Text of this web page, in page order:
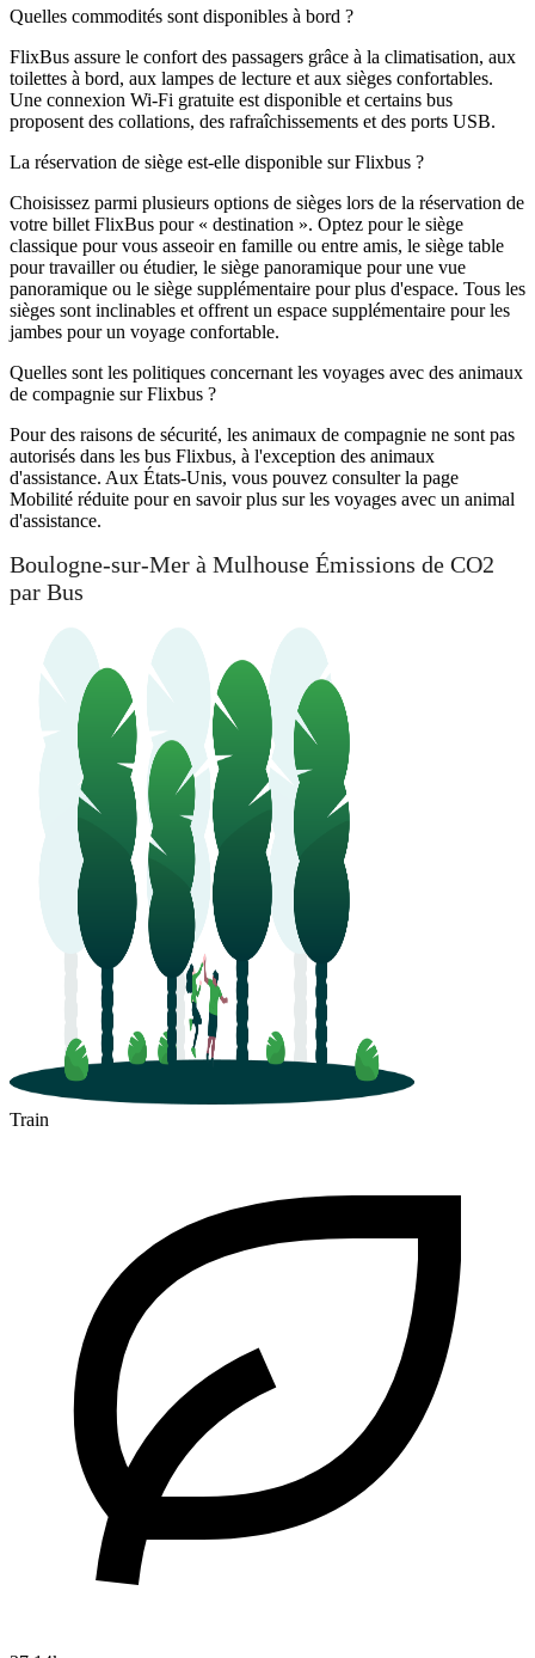
Quelles commodités sont disponibles à bord ?
FlixBus assure le confort des passagers grâce à la climatisation, aux
toilettes à bord, aux lampes de lecture et aux sièges confortables.
Une connexion Wi-Fi gratuite est disponible et certains bus
proposent des collations, des rafraîchissements et des ports USB.
La réservation de siège est-elle disponible sur Flixbus ?
Choisissez parmi plusieurs options de sièges lors de la réservation de
votre billet FlixBus pour « destination ». Optez pour le siège
classique pour vous asseoir en famille ou entre amis, le siège table
pour travailler ou étudier, le siège panoramique pour une vue
panoramique ou le siège supplémentaire pour plus d'espace. Tous les
sièges sont inclinables et offrent un espace supplémentaire pour les
jambes pour un voyage confortable.
Quelles sont les politiques concernant les voyages avec des animaux
de compagnie sur Flixbus ?
Pour des raisons de sécurité, les animaux de compagnie ne sont pas
autorisés dans les bus Flixbus, à l'exception des animaux
d'assistance. Aux États-Unis, vous pouvez consulter la page
Mobilité réduite pour en savoir plus sur les voyages avec un animal
d'assistance.
Boulogne-sur-Mer à Mulhouse Émissions de CO2
par Bus
Train